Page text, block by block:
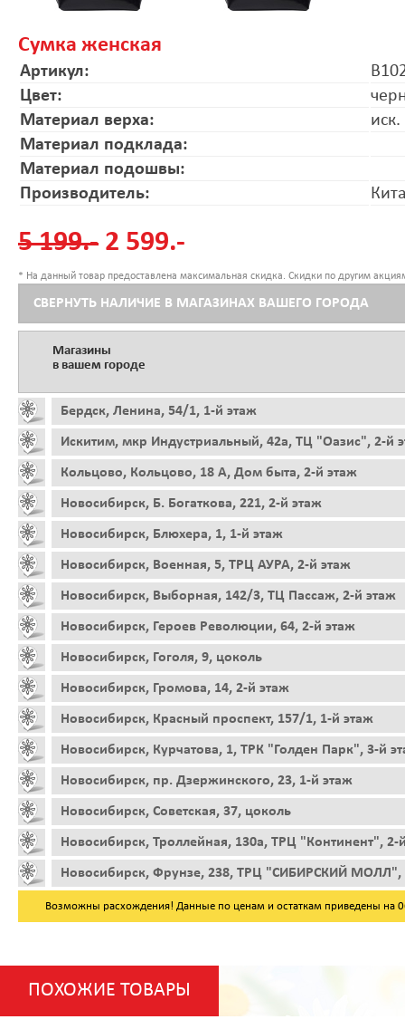
Сумка женская
Артикул:
Цвет:
Материал верха:
Материал подклада:
Материал подошвы:
Производитель:
5 199.- 2 599.-
* На данный товар предоставлена максимальная скидка. Скидки по другим
СВЕРНУТЬ НАЛИЧИЕ В МАГАЗИНАХ ВАШЕГО ГОРОДА
Магазины
в вашем городе
Бердск, Ленина, 54/1, 1-й этаж
Искитим, мкр Индустриальный, 42а, ТЦ "Оазис", 2-й
Кольцово, Кольцово, 18 А, Дом быта, 2-й этаж
Новосибирск, Б. Богаткова, 221, 2-й этаж
Новосибирск, Блюхера, 1, 1-й этаж
Новосибирск, Военная, 5, ТРЦ АУРА, 2-й этаж
Новосибирск, Выборная, 142/3, ТЦ Пассаж, 2-й этаж
Новосибирск, Героев Революции, 64, 2-й этаж
Новосибирск, Гоголя, 9, цоколь
Новосибирск, Громова, 14, 2-й этаж
Новосибирск, Красный проспект, 157/1, 1-й этаж
Новосибирск, Курчатова, 1, ТРК "Голден Парк", 3-й
Новосибирск, пр. Дзержинского, 23, 1-й этаж
Новосибирск, Советская, 37, цоколь
Новосибирск, Троллейная, 130а, ТРЦ "Континент", 2-
Новосибирск, Фрунзе, 238, ТРЦ "СИБИРСКИЙ МОЛЛ",
Возможны расхождения! Данные по ценам и остаткам приведены на
ПОХОЖИЕ ТОВАРЫ